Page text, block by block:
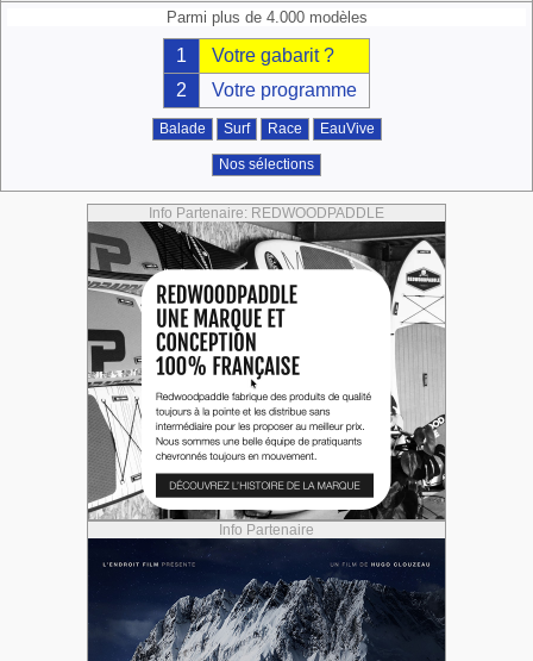
Parmi plus de 4.000 modèles
1
Votre gabarit ?
2
Votre programme
Balade Surf Race EauVive
Nos sélections
Info Partenaire: REDWOODPADDLE
Info Partenaire